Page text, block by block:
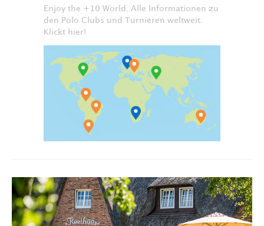
Enjoy the +10 World. Alle Informationen zu
den Polo Clubs und Turnieren weltweit.
Klickt hier!